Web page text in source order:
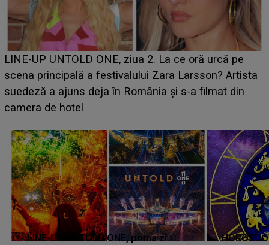
Ce a dezvăluit noua concurentă din "Casa Iubirii" l-a
luat prin surprindere pe Emanuel. CINE ESTE
BĂIATUL VIZAT de Alexandra?! Aflându-se în fața
faptului împlinit, A RECUNOSCUT IMEDIAT: "Am
LINE-UP UNTOLD ONE, prima zi.